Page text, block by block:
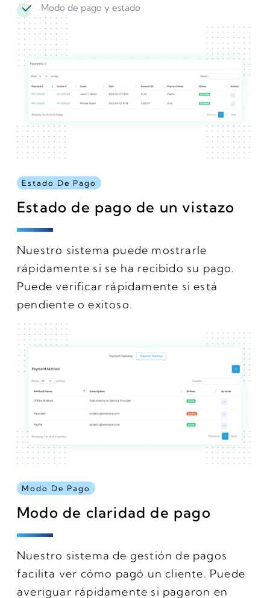
Modo de pago y estado
Estado De Pago
Estado de pago de un vistazo
Nuestro sistema puede mostrarle
rápidamente si se ha recibido su pago.
Puede verificar rápidamente si está
pendiente o exitoso.
Modo De Pago
Modo de claridad de pago
Nuestro sistema de gestión de pagos
facilita ver cómo pagó un cliente. Puede
averiguar rápidamente si pagaron en